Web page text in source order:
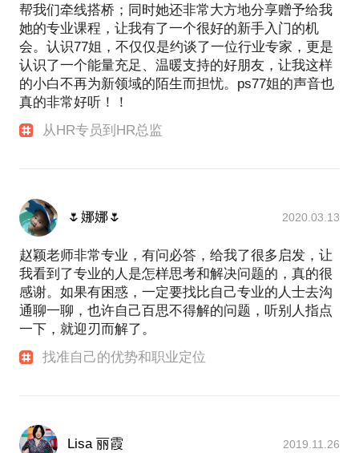
帮我们牵线搭桥；同时她还非常大方地分享赠予给我
她的专业课程，让我有了一个很好的新手入门的机
会。认识77姐，不仅仅是约谈了一位行业专家，更是
认识了一个能量充足、温暖支持的好朋友，让我这样
的小白不再为新领域的陌生而担忧。ps77姐的声音也
真的非常好听！！
从HR专员到HR总监
🌷娜娜🌷 2020.03.13
赵颖老师非常专业，有问必答，给我了很多启发，让
我看到了专业的人是怎样思考和解决问题的，真的很
感谢。如果有困惑，一定要找比自己专业的人士去沟
通聊一聊，也许自己百思不得解的问题，听别人指点
一下，就迎刃而解了。
找准自己的优势和职业定位
Lisa 丽霞 2019.11.26